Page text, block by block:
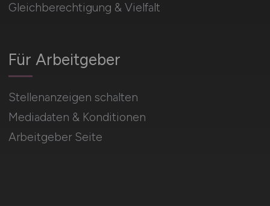
Gleichberechtigung & Vielfalt
Für Arbeitgeber
Stellenanzeigen schalten
Mediadaten & Konditionen
Arbeitgeber Seite